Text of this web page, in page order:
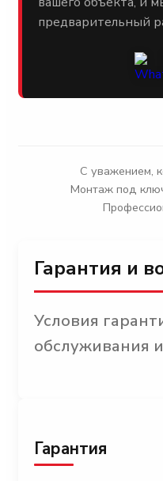
предварительный
С уважением,
Монтаж под
Гарантия и
Условия
обслуживания
Гарантия